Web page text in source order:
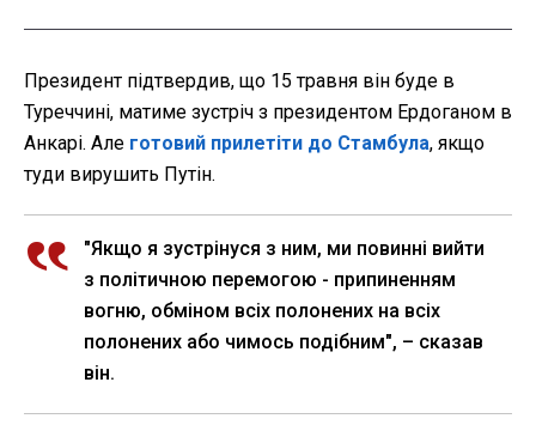
Президент підтвердив, що 15 травня він буде в
Туреччині, матиме зустріч з президентом Ердоганом в
Анкарі. Але готовий прилетіти до Стамбула, якщо
туди вирушить Путін.
"Якщо я зустрінуся з ним, ми повинні вийти
з політичною перемогою - припиненням
вогню, обміном всіх полонених на всіх
полонених або чимось подібним", – сказав
він.